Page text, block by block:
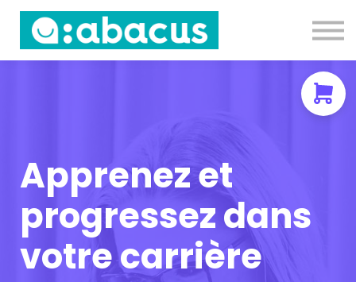
Nous contacter
About us
Se connecter
Apprenez et
progressez dans
votre carrière